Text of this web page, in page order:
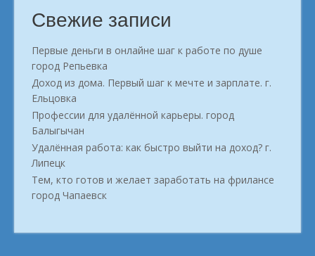
Свежие записи
Первые деньги в онлайне шаг к работе по душе
город Репьевка
Доход из дома. Первый шаг к мечте и зарплате. г.
Ельцовка
Профессии для удалённой карьеры. город
Балыгычан
Удалённая работа: как быстро выйти на доход? г.
Липецк
Тем, кто готов и желает заработать на фрилансе
город Чапаевск